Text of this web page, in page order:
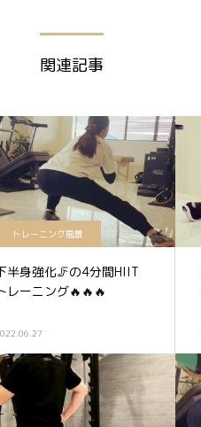
関連記事
トレーニング風景
半身強化🦵の4分間HIIT
レーニング🔥🔥🔥